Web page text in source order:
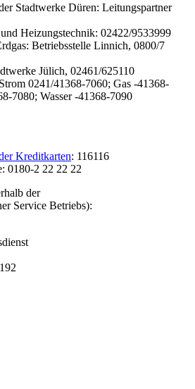
Stadtwerke Düren: Leitungspartner
Heizungstechnik: 02422/9533999
Betriebsstelle Linnich, 0800/7
Jülich, 02461/625110
0241/41368-7060; Gas -41368-
7080; Wasser -41368-7090
Kreditkarten: 116116
0180-2 22 22 22
der
Service Betriebs):